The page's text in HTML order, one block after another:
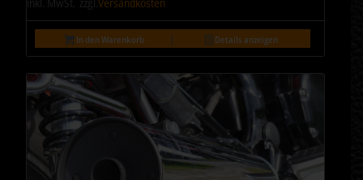
inkl. MwSt. zzgl.Versandkosten
In den Warenkorb Details anzeigen